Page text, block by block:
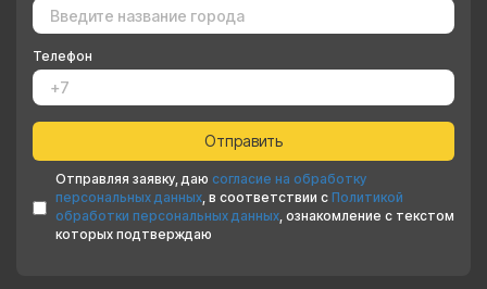
Телефон
Отправляя заявку, даю согласие на обработку
персональных данных, в соответствии с Политикой
обработки персональных данных, ознакомление с текстом
которых подтверждаю